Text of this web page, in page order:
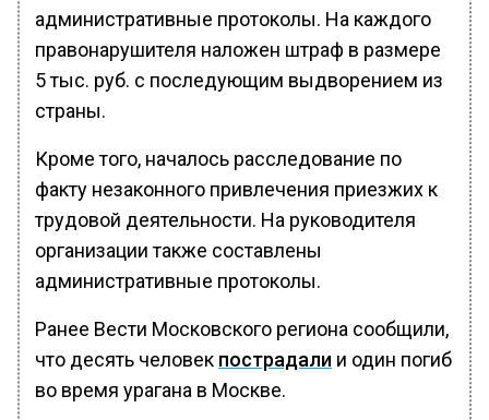
административные протоколы. На каждого
правонарушителя наложен штраф в размере
5 тыс. руб. с последующим выдворением из
страны.
Кроме того, началось расследование по
факту незаконного привлечения приезжих к
трудовой деятельности. На руководителя
организации также составлены
административные протоколы.
Ранее Вести Московского региона сообщили,
что десять человек пострадали и один погиб
во время урагана в Москве.